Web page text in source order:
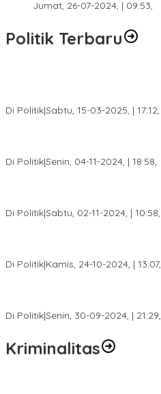
Jumat, 26-07-2024, | 09:53,
Politik Terbaru
Di Politik|Sabtu, 15-03-2025, | 17:12,
Di Politik|Senin, 04-11-2024, | 18:58,
Di Politik|Sabtu, 02-11-2024, | 10:58,
Di Politik|Kamis, 24-10-2024, | 13:07,
Di Politik|Senin, 30-09-2024, | 21:29,
Kriminalitas